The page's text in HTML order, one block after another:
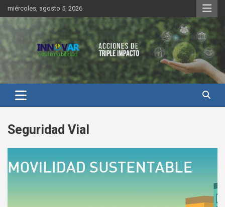
Saltar
al
contenido
miércoles, agosto 5, 2026
Innovar Sustentabilidad
Seguridad Vial